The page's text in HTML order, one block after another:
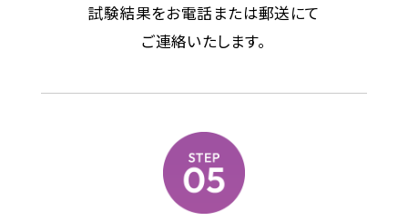
試験結果をお電話または郵送にて
ご連絡いたします。